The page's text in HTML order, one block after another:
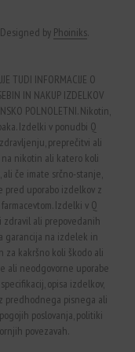
Designed by Phoiniks.
TUDI INFORMACIJE O
IN NAKUP IZDELKOV
POLNOLETNI. Nikotin,
Izdelki v ponudbi Q
preprečitvi ali
nikotin ali katero koli
če imate srčno-stanje,
pred uporabo izdelkov z
Izdelki v Q
zdravil ali prepovedanih
garancija na izdelek in
za kakršno koli škodo ali
ali neodgovorne uporabe
opisa izdelkov,
predhodnega pisnega ali
poslovanja, politiki
povezavah.